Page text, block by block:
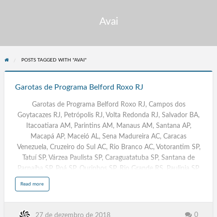
Avai
POSTS TAGGED WITH "AVAI"
Roxo
Garotas de Programa Belford Roxo RJ
Garotas de Programa Belford Roxo RJ, Campos dos
Goytacazes RJ, Petrópolis RJ, Volta Redonda RJ, Salvador BA,
Itacoatiara AM, Parintins AM, Manaus AM, Santana AP,
Macapá AP, Maceió AL, Sena Madureira AC, Caracas
Venezuela, Cruzeiro do Sul AC, Rio Branco AC, Votorantim SP,
Tatuí SP, Várzea Paulista SP, Caraguatatuba SP, Santana de
Parnaíba SP, Poá SP, Ourinhos SP, Rio Grande RS, Paulinia SP,
Leme SP, Assis SP, Rio Claro SP, Rio de Janeiro RJ,
Acompanhantes Travestis São Paulo SP, Massagistas. Salvador
BA, Campinas SP, Fortaleza CE, Sorocaba, Caracas Venezuela,
Belem PA, Campinas. Recife PE, Travestis, Transex, Escorts,
Read morea
t
27 de dezembro de 2018 0